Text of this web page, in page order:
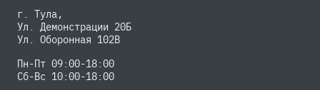
г. Тула,
Ул. Демонстрации 20Б
Ул. Оборонная 102В
Пн-Пт 09:00-18:00
Сб-Вс 10:00-18:00